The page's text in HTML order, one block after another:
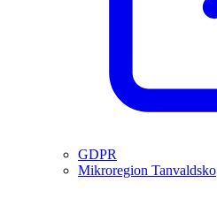
GDPR
Mikroregion Tanvaldsko